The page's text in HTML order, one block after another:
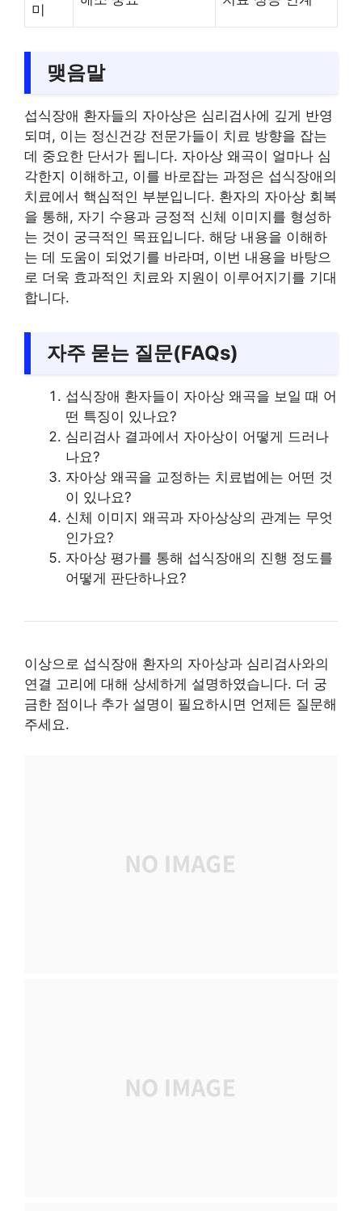
미
맺음말
섭식장애 환자들의 자아상은 심리검사에 깊게 반영
되며, 이는 정신건강 전문가들이 치료 방향을 잡는
데 중요한 단서가 됩니다. 자아상 왜곡이 얼마나 심
각한지 이해하고, 이를 바로잡는 과정은 섭식장애의
치료에서 핵심적인 부분입니다. 환자의 자아상 회복
을 통해, 자기 수용과 긍정적 신체 이미지를 형성하
는 것이 궁극적인 목표입니다. 해당 내용을 이해하
는 데 도움이 되었기를 바라며, 이번 내용을 바탕으
로 더욱 효과적인 치료와 지원이 이루어지기를 기대
합니다.
자주 묻는 질문(FAQs)
섭식장애 환자들이 자아상 왜곡을 보일 때 어
떤 특징이 있나요?
심리검사 결과에서 자아상이 어떻게 드러나
나요?
자아상 왜곡을 교정하는 치료법에는 어떤 것
이 있나요?
신체 이미지 왜곡과 자아상상의 관계는 무엇
인가요?
자아상 평가를 통해 섭식장애의 진행 정도를
어떻게 판단하나요?
이상으로 섭식장애 환자의 자아상과 심리검사와의
연결 고리에 대해 상세하게 설명하였습니다. 더 궁
금한 점이나 추가 설명이 필요하시면 언제든 질문해
주세요.